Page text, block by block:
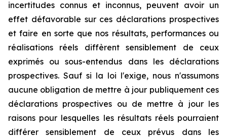
incertitudes connus et inconnus, peuvent avoir un
effet défavorable sur ces déclarations prospectives
et faire en sorte que nos résultats, performances ou
réalisations réels diffèrent sensiblement de ceux
exprimés ou sous-entendus dans les déclarations
prospectives. Sauf si la loi l'exige, nous n'assumons
aucune obligation de mettre à jour publiquement ces
déclarations prospectives ou de mettre à jour les
raisons pour lesquelles les résultats réels pourraient
différer sensiblement de ceux prévus dans les